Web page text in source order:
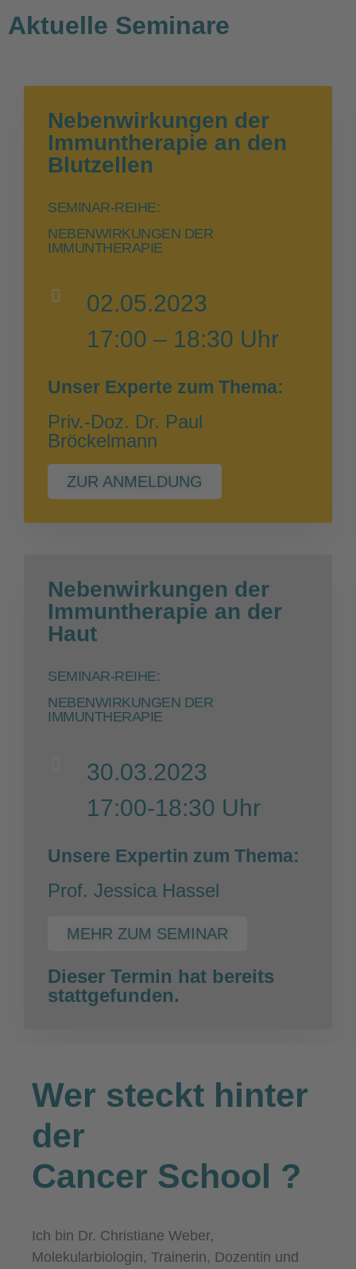
Aktuelle Seminare
Nebenwirkungen der
Immuntherapie an den
Blutzellen
SEMINAR-REIHE:
NEBENWIRKUNGEN DER
IMMUNTHERAPIE
02.05.2023
17:00 – 18:30 Uhr
Unser Experte zum Thema:
Priv.-Doz. Dr. Paul
Bröckelmann
ZUR ANMELDUNG
Nebenwirkungen der
Immuntherapie an der
Haut
SEMINAR-REIHE:
NEBENWIRKUNGEN DER
IMMUNTHERAPIE
30.03.2023
17:00-18:30 Uhr
Unsere Expertin zum Thema:
Prof. Jessica Hassel
MEHR ZUM SEMINAR
Dieser Termin hat bereits
stattgefunden.
Wer steckt hinter
der
Cancer School ?
Ich bin Dr. Christiane Weber,
Molekularbiologin, Trainerin, Dozentin und